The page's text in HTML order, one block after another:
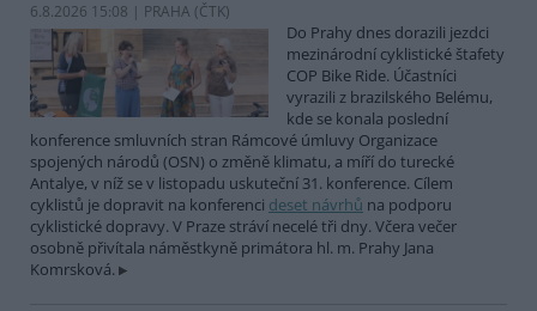
6.8.2026 15:08 | PRAHA (ČTK)
Do Prahy dnes dorazili jezdci
mezinárodní cyklistické štafety
COP Bike Ride. Účastníci
vyrazili z brazilského Belému,
kde se konala poslední
konference smluvních stran Rámcové úmluvy Organizace
spojených národů (OSN) o změně klimatu, a míří do turecké
Antalye, v níž se v listopadu uskuteční 31. konference. Cílem
cyklistů je dopravit na konferenci deset návrhů na podporu
cyklistické dopravy. V Praze stráví necelé tři dny. Včera večer
osobně přivítala náměstkyně primátora hl. m. Prahy Jana
Komrsková.